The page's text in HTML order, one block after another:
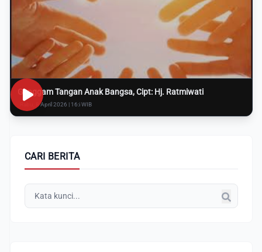
Genggam Tangan Anak Bangsa, Cipt: Hj. Ratmiwati
Rabu, 8 April 2026 | 16:i WIB
CARI BERITA